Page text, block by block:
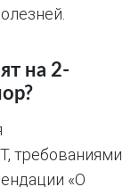
на 2-
требованиями
«О